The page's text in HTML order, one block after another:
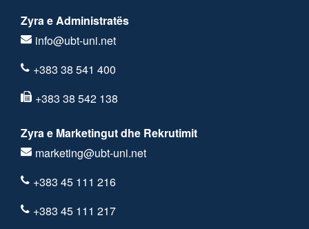
Zyra e Administratës
info@ubt-uni.net
+383 38 541 400
+383 38 542 138
Zyra e Marketingut dhe Rekrutimit
marketing@ubt-uni.net
+383 45 111 216
+383 45 111 217